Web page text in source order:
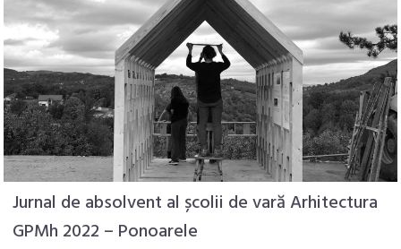
Jurnal de absolvent al școlii de vară Arhitectura
GPMh 2022 – Ponoarele